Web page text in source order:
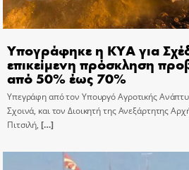
Υπογράφηκε η ΚΥΑ για
επικείμενη πρόσκληση
από 50% έως 70%
Υπεγράφη από τον Υπουργό Αγροτικής
Σχοινά, και τον Διοικητή της Ανεξάρτητης
Πιτσιλή, […]